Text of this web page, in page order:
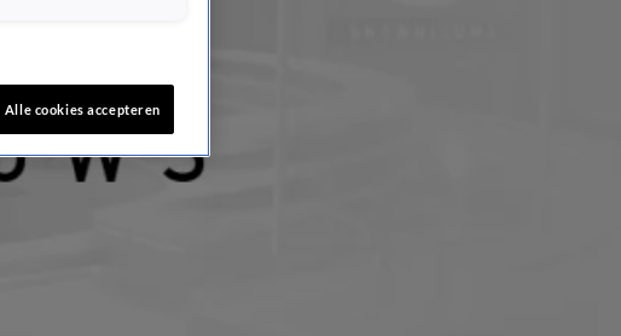
Alle cookies accepteren